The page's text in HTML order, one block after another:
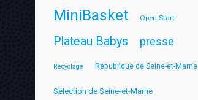
MiniBasket Open Start
Plateau Babys presse
Recyclage République de Seine-et-Marne
Sélection de Seine-et-Marne